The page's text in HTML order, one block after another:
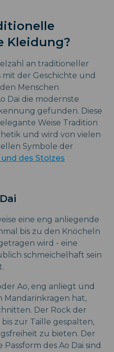
Kleidung?
an traditioneller
mit der Geschichte und
Menschen
Dai die modernste
gefunden. Diese
Weise Tradition
und wird von vielen
Symbole der
des Stolzes
eine eng anliegende
bis zu den Knöcheln
wird - eine
schmeichelhaft sein
Ao, eng anliegt und
Mandarinkragen hat,
Der Rock der
zur Taille gespalten,
zu bieten. Der
des Ao Dai sind